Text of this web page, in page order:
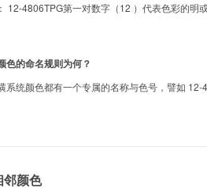
12-4806TPG第一对数字（12 ）代表色彩的
色的命名规则为何？
系统颜色都有一个专属的名称与色号，譬如
邻颜色